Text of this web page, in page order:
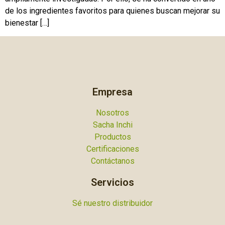
de los ingredientes favoritos para quienes buscan mejorar su
bienestar […]
Empresa
Nosotros
Sacha Inchi
Productos
Certificaciones
Contáctanos
Servicios
Sé nuestro distribuidor